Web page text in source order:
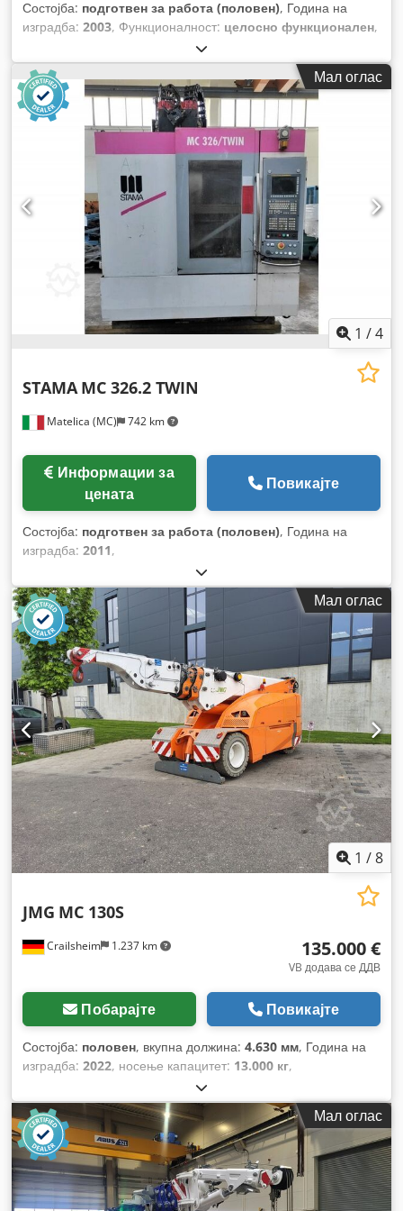
Состојба: подготвен за работа (половен), Година на
изградба: 2003, Функционалност: целосно функционален,
Мал оглас
1 /4
Matelica (MC) 742 km
STAMA MC 326.2 TWIN
цената
Повикајте
Состојба: подготвен за работа (половен), Година на
изградба: 2011,
Мал оглас
1 /8
Crailsheim 1.237 km
JMG MC 130S
135.000 €
VB додава се ДДВ
Побарајте Повикајте
Состојба: половен, вкупна должина: 4.630 мм, Година на
изградба: 2022, носење капацитет: 13.000 кг,
Мал оглас